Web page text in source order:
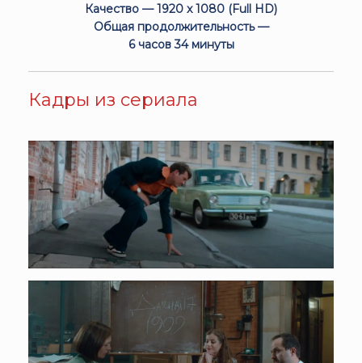
Качество — 1920 x 1080 (Full HD)
Общая продолжительность —
6 часов 34 минуты
Кадры из сериала